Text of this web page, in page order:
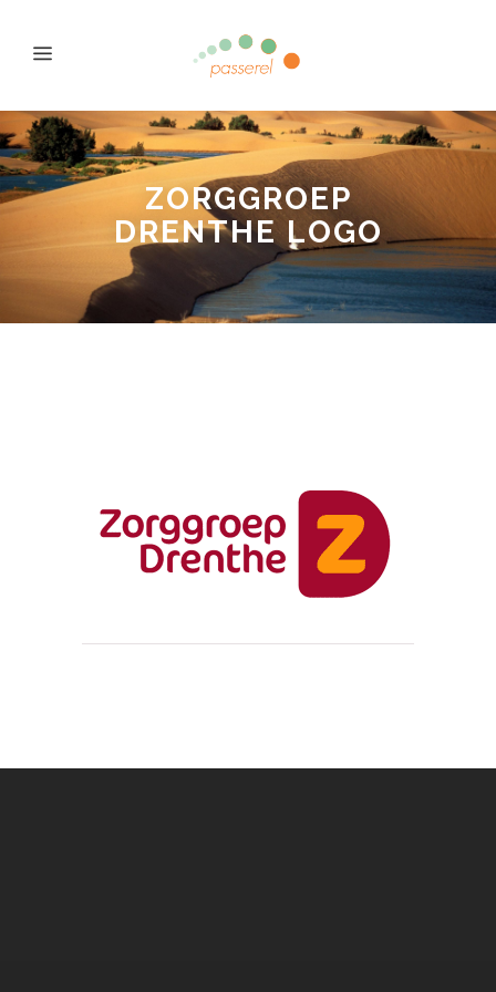
ZORGGROEP
DRENTHE LOGO